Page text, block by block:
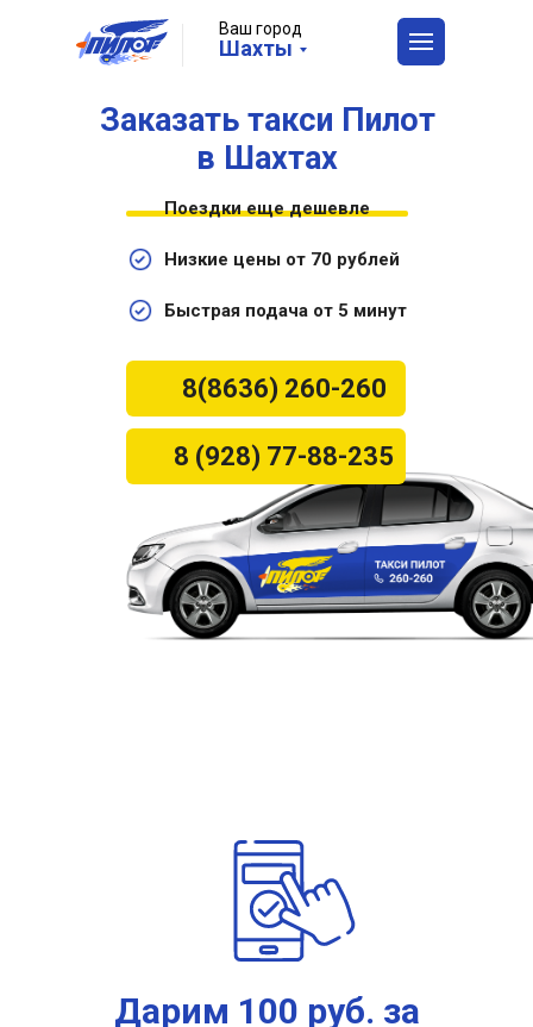
Шахты
Ваш город
Заказать такси Пилот
в Шахтах
Поездки еще дешевле
Низкие цены от 70 рублей
Быстрая подача от 5 минут
8(8636) 260-260
8 (928) 77-88-235
Дарим 100 руб. за